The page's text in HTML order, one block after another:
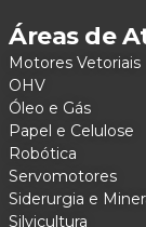
Áreas de
Motores Vetoriais
OHV
Óleo e Gás
Papel e Celulose
Robótica
Servomotores
Siderurgia e
Silvicultura